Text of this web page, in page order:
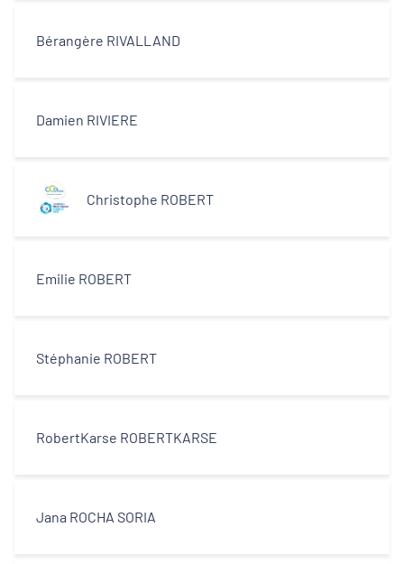
Bérangère RIVALLAND
Damien RIVIERE
Christophe ROBERT
Emilie ROBERT
Stéphanie ROBERT
RobertKarse ROBERTKARSE
Jana ROCHA SORIA